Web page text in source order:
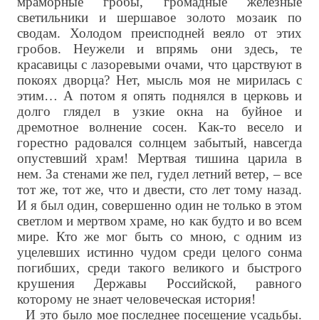
светильники и шершавое золото мозаик по
сводам. Холодом преисподней веяло от этих
гробов. Неужели и впрямь они здесь, те
красавицы с лазоревыми очами, что царствуют в
покоях дворца? Нет, мысль моя не мирилась с
этим… А потом я опять поднялся в церковь и
долго глядел в узкие окна на буйное и
дремотное волнение сосен. Как-то весело и
горестно радовался солнцем забытый, навсегда
опустевший храм! Мертвая тишина царила в
нем. За стенами же пел, гудел летний ветер, – все
тот же, тот же, что и двести, сто лет тому назад.
И я был один, совершенно один не только в этом
светлом и мертвом храме, но как будто и во всем
мире. Кто же мог быть со мною, с одним из
уцелевших истинно чудом среди целого сонма
погибших, среди такого великого и быстрого
крушения Державы Российской, равного
которому не знает человеческая история!
И это было мое последнее посещение усадьбы.